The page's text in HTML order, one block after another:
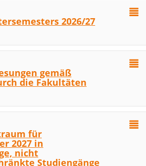
2026/27
gemäß
die Fakultäten
für
2027 in
nicht
Studiengänge